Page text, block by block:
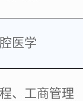
医学
、工商管理